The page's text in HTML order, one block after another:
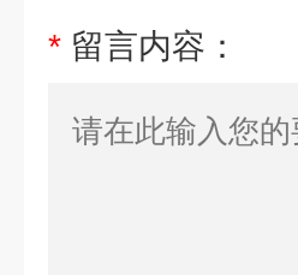
* 留言内容：